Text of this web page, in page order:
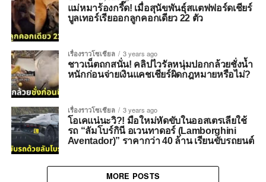
แม่หมาร้องกรี๊ด! เมื่อสุนัขพันธุ์สแตฟฟอร์ดเชียร์
บูลเทอร์เรียออกลูกคอกเดียว 22 ตัว
เรื่องราวโซเชียล 3 years ago
ชาวเน็ตถกสนั่น! คลิปไวรัลหนุ่มปอกกล้วยชั่งน้ำ
หนักก่อนจ่ายเงินแคชเชียร์ผิดกฎหมายหรือไม่?
เรื่องราวโซเชียล 3 years ago
โอเคแน่นะวิ?! มือใหม่หัดขับในออสเตรเลียใช้
รถ “ลัมโบร์กินี อเวนทาดอร์ (Lamborghini
Aventador)” ราคากว่า 40 ล้าน เรียนขับรถยนต์
MORE POSTS